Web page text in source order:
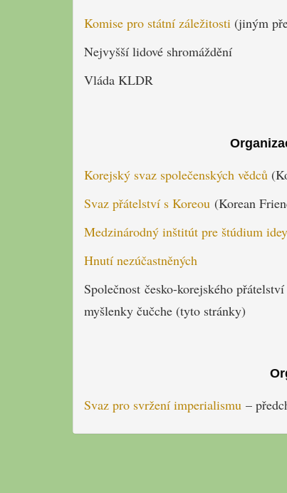
Komise pro státní záležitosti (jiným
Nejvyšší lidové shromáždění
Vláda KLDR
Korejský svaz společenských vědců
Svaz přátelství s Koreou (Korean
Medzinárodný inštitút pre štúdium
Hnutí nezúčastněných
Společnost česko-korejského
myšlenky čučche (tyto stránky)
Svaz pro svržení imperialismu –